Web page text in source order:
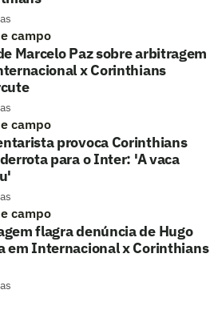
campo
Marcelo Paz sobre arbitragem
x Corinthians
campo
provoca Corinthians
para o Inter: 'A vaca
campo
flagra denúncia de Hugo
em Internacional x Corinthians